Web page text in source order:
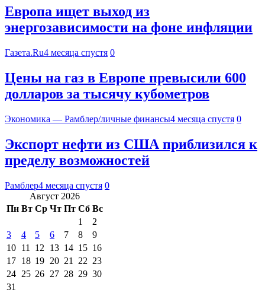
Европа ищет выход из
энергозависимости на фоне инфляции
Газета.Ru4 месяца спустя 0
Цены на газ в Европе превысили 600
долларов за тысячу кубометров
Экономика — Рамблер/личные финансы4 месяца спустя 0
Экспорт нефти из США приблизился к
пределу возможностей
Рамблер4 месяца спустя 0
Август 2026
Пн Вт Ср Чт Пт Сб Вс
1
2
3
4 5 6 7 8
9
10 11 12 13 14 15 16
17 18 19 20 21 22 23
24 25 26 27 28 29 30
31